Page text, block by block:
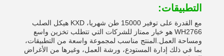
التطبيقات:
مع القدرة على توفير 15000 طن شهريا، KXD هيكل الصلب
WH2766 هو خيار ممتاز للشركات التي تتطلب تخزين واسع
ومساحة العمل.المنتج مناسب لمجموعة واسعة من التطبيقات،
بما في ذلك إدارة المستودع، ورشة العمل، وغيرها من الأغراض